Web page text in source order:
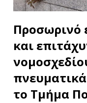
Προσωρινό
και
το Τμήμα